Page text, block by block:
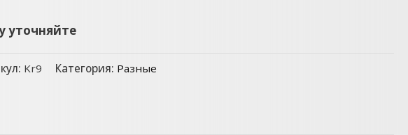
уточняйте
Kr9 Категория: Разные